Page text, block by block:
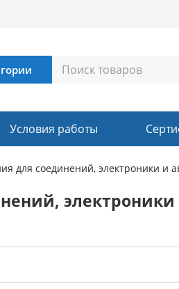
Условия работы
для соединений, электроники и